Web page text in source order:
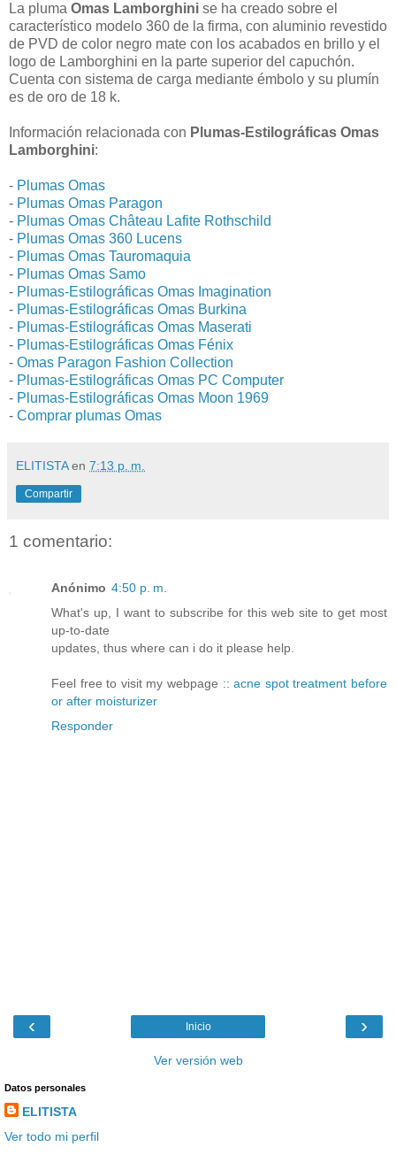
La pluma Omas Lamborghini se ha creado sobre el
característico modelo 360 de la firma, con aluminio revestido
de PVD de color negro mate con los acabados en brillo y el
logo de Lamborghini en la parte superior del capuchón.
Cuenta con sistema de carga mediante émbolo y su plumín
es de oro de 18 k.
Información relacionada con Plumas-Estilográficas Omas
Lamborghini:
- Plumas Omas
- Plumas Omas Paragon
- Plumas Omas Château Lafite Rothschild
- Plumas Omas 360 Lucens
- Plumas Omas Tauromaquia
- Plumas Omas Samo
- Plumas-Estilográficas Omas Imagination
- Plumas-Estilográficas Omas Burkina
- Plumas-Estilográficas Omas Maserati
- Plumas-Estilográficas Omas Fénix
- Omas Paragon Fashion Collection
- Plumas-Estilográficas Omas PC Computer
- Plumas-Estilográficas Omas Moon 1969
- Comprar plumas Omas
ELITISTA en 7:13 p. m.
Compartir
1 comentario:
Anónimo 4:50 p. m.
What's up, I want to subscribe for this web site to get most
up-to-date
updates, thus where can i do it please help.
Feel free to visit my webpage ::acne spot treatment before
or after moisturizer
Responder
‹ ›
Inicio
Ver versión web
Datos personales
ELITISTA
Ver todo mi perfil